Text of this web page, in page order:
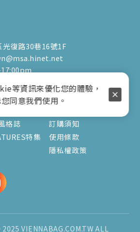
復路30巷16號1F
格誌
特集
服務
訂購須知
使用條款
隱私權政策
VIENNABAG.COM.TW ALL
等資訊來優化您的體驗，
同意我們使用。